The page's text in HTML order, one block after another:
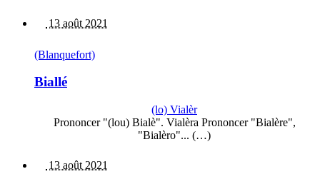
13 août 2021
(Blanquefort)
Biallé
(lo) Vialèr
Prononcer "(lou) Bialè". Vialèra Prononcer "Bialère",
"Bialèro"... (…)
13 août 2021